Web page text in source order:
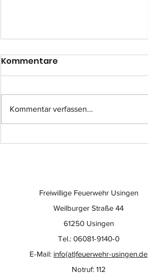
Einsatzübung im
Kommentare
Kommentar verfassen...
Freiwillige Feuerwehr Usingen
Weilburger Straße 44
61250 Usingen
Tel.: 06081-9140-0
E-Mail: info(at)feuerwehr-usingen.de
Notruf: 112